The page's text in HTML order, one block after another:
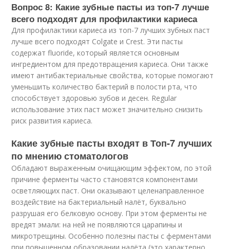
Вопрос 8: Какие зубные пасты из топ-7 лучше
всего подходят для профилактики кариеса
Для профилактики кариеса из топ-7 лучших зубных паст
лучше всего подходят Colgate и Crest. Эти пасты
содержат fluoride, который является основным
ингредиентом для предотвращения кариеса. Они также
имеют антибактериальные свойства, которые помогают
уменьшить количество бактерий в полости рта, что
способствует здоровью зубов и десен. Regular
использование этих паст может значительно снизить
риск развития кариеса.
Какие зубные пасты входят в Топ-7 лучших
по мнению стоматологов
Обладают выраженным очищающим эффектом, по этой
причине ферменты часто становятся компонентами
осветляющих паст. Они оказывают целенаправленное
воздействие на бактериальный налёт, буквально
разрушая его белковую основу. При этом ферменты не
вредят эмали: на ней не появляются царапины и
микротрещины. Особенно полезны пасты с ферментами